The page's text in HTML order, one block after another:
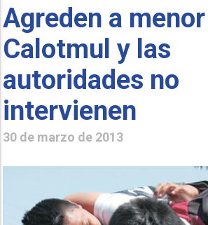
Agreden a
Calotmul y las
autoridades no
intervienen
30 de marzo de 2013